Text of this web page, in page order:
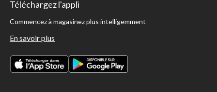
Téléchargez l'appli
Commencez à magasinez plus intelligemment
En savoir plus